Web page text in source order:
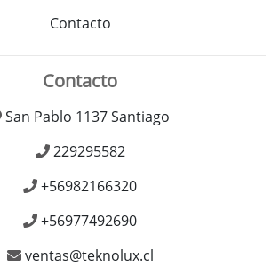
Contacto
Contacto
San Pablo 1137 Santiago
229295582
+56982166320
+56977492690
ventas@teknolux.cl